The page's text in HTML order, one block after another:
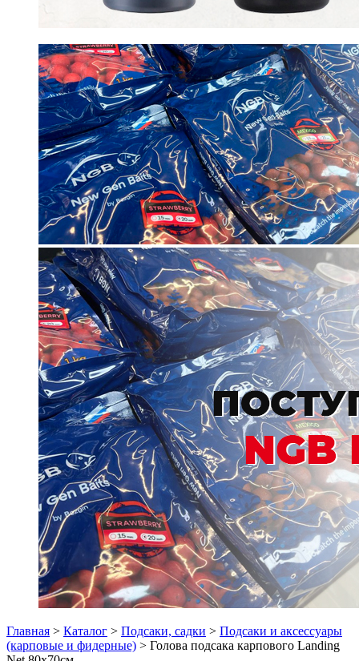
Главная > Каталог > Подсаки, садки > Подсаки и аксессуары
(карповые и фидерные) > Голова подсакa карпового Landing